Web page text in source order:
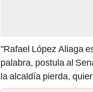
"Rafael López Aliaga
palabra, postula al
la alcaldía pierda,